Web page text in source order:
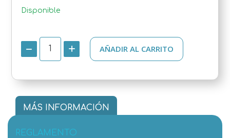
Disponible
AÑADIR AL CARRITO
MÁS INFORMACIÓN
REGLAMENTO